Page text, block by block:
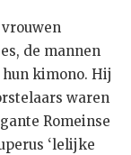
de mannen
kimono. Hij
waren
Romeinse
‘lelijke